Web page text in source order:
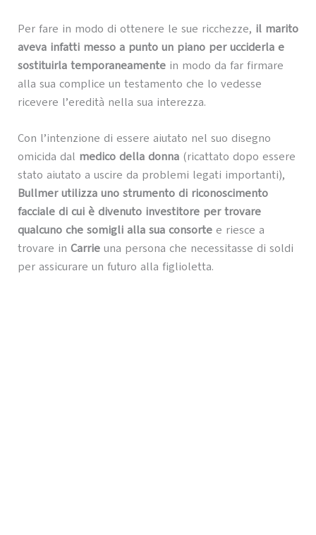
Per fare in modo di ottenere le sue ricchezze, il marito
aveva infatti messo a punto un piano per ucciderla e
sostituirla temporaneamente in modo da far firmare
alla sua complice un testamento che lo vedesse
ricevere l’eredità nella sua interezza.
Con l’intenzione di essere aiutato nel suo disegno
omicida dal medico della donna(ricattato dopo essere
stato aiutato a uscire da problemi legati importanti),
Bullmer utilizza uno strumento di riconoscimento
facciale di cui è divenuto investitore per trovare
qualcuno che somigli alla sua consortee riesce a
trovare in Carrieuna persona che necessitasse di soldi
per assicurare un futuro alla figlioletta.